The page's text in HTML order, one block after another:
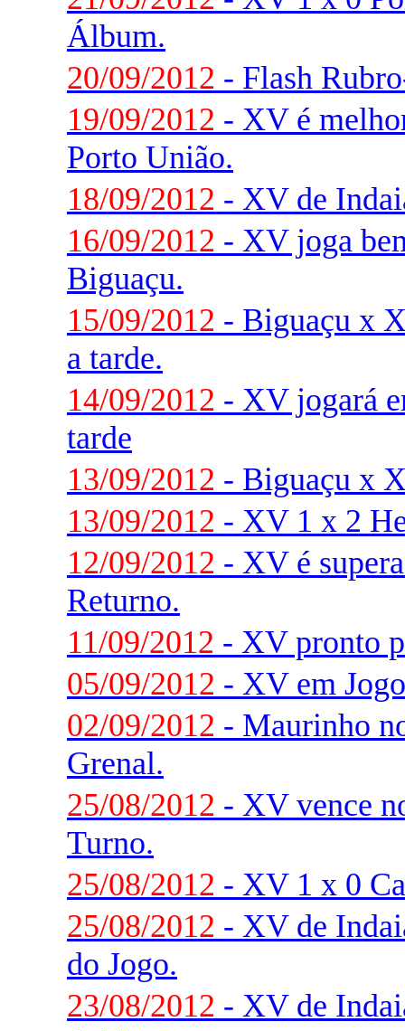
Álbum.
20/09/2012 - Flash
19/09/2012 - XV é
Porto União.
18/09/2012 - XV de
16/09/2012 - XV joga
Biguaçu.
15/09/2012 - Biguaçu x
a tarde.
14/09/2012 - XV jogará
tarde
13/09/2012 - Biguaçu x
13/09/2012 - XV 1 x 2
12/09/2012 - XV é
Returno.
11/09/2012 - XV pronto
05/09/2012 - XV em
02/09/2012 - Maurinho
Grenal.
25/08/2012 - XV vence
Turno.
25/08/2012 - XV 1 x 0
25/08/2012 - XV de
do Jogo.
23/08/2012 - XV de